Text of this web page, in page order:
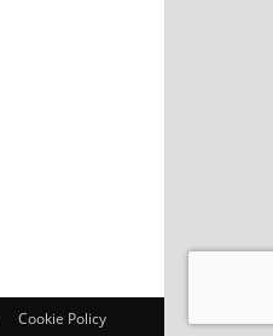
Cookie Policy